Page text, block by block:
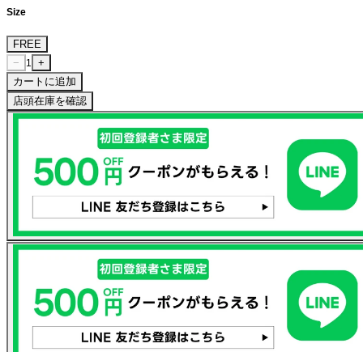
Size
FREE
−
1
+
カートに追加
店頭在庫を確認